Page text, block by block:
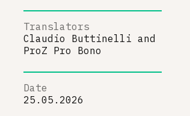
Translators
Claudio Buttinelli and
ProZ Pro Bono
Date
25.05.2026